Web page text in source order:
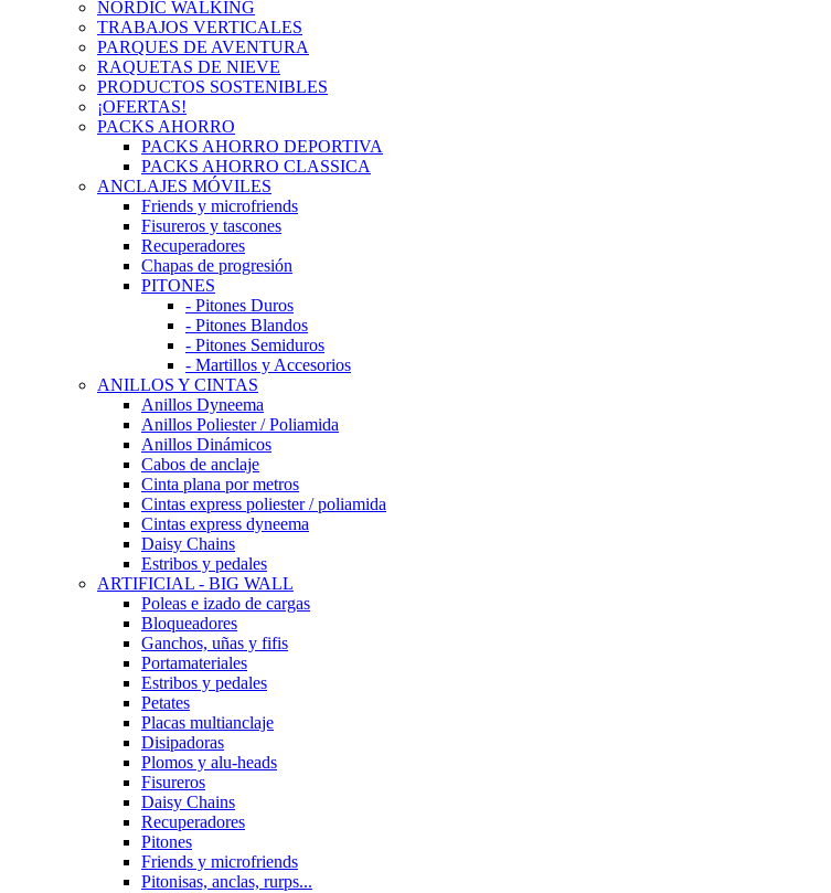
NORDIC WALKING
TRABAJOS VERTICALES
PARQUES DE AVENTURA
RAQUETAS DE NIEVE
PRODUCTOS SOSTENIBLES
¡OFERTAS!
PACKS AHORRO
PACKS AHORRO DEPORTIVA
PACKS AHORRO CLASSICA
ANCLAJES MÓVILES
Friends y microfriends
Fisureros y tascones
Recuperadores
Chapas de progresión
PITONES
- Pitones Duros
- Pitones Blandos
- Pitones Semiduros
- Martillos y Accesorios
ANILLOS Y CINTAS
Anillos Dyneema
Anillos Poliester / Poliamida
Anillos Dinámicos
Cabos de anclaje
Cinta plana por metros
Cintas express poliester / poliamida
Cintas express dyneema
Daisy Chains
Estribos y pedales
ARTIFICIAL - BIG WALL
Poleas e izado de cargas
Bloqueadores
Ganchos, uñas y fifis
Portamateriales
Estribos y pedales
Petates
Placas multianclaje
Disipadoras
Plomos y alu-heads
Fisureros
Daisy Chains
Recuperadores
Pitones
Friends y microfriends
Pitonisas, anclas, rurps...